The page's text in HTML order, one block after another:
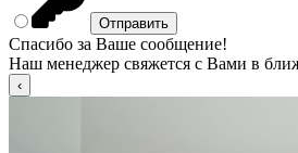
Спасибо за Ваше сообщение!
Наш менеджер свяжется с Вами в